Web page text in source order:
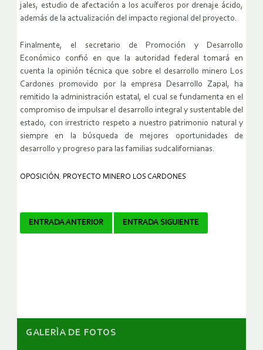
jales, estudio de afectación a los acuíferos por drenaje ácido,
además de la actualización del impacto regional del proyecto.
Finalmente, el secretario de Promoción y Desarrollo
Económico confió en que la autoridad federal tomará en
cuenta la opinión técnica que sobre el desarrollo minero Los
Cardones promovido por la empresa Desarrollo Zapal, ha
remitido la administración estatal, el cual se fundamenta en el
compromiso de impulsar el desarrollo integral y sustentable del
estado, con irrestricto respeto a nuestro patrimonio natural y
siempre en la búsqueda de mejores oportunidades de
desarrollo y progreso para las familias sudcalifornianas.
OPOSICIÓN , PROYECTO MINERO LOS CARDONES
Navegador
ENTRADA ANTERIOR ENTRADA SIGUIENTE
GALERÌA DE FOTOS